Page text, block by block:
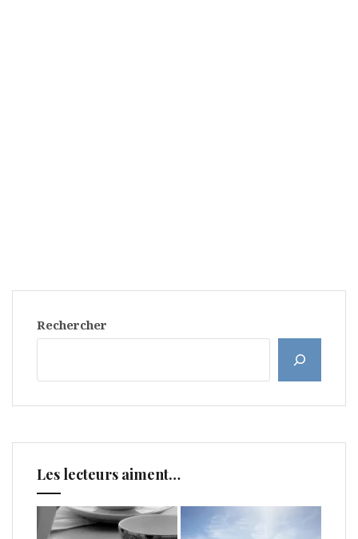
Rechercher
Les lecteurs aiment…